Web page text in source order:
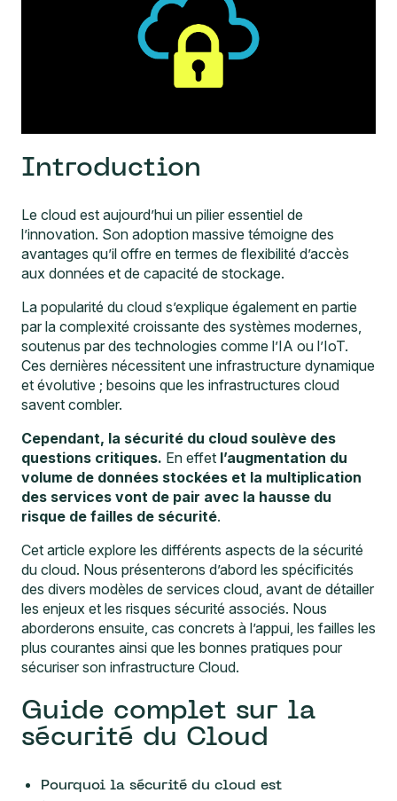
Introduction
Le cloud est aujourd’hui un pilier essentiel de
l’innovation. Son adoption massive témoigne des
avantages qu’il offre en termes de flexibilité d’accès
aux données et de capacité de stockage.
La popularité du cloud s’explique également en partie
par la complexité croissante des systèmes modernes,
soutenus par des technologies comme l’IA ou l’IoT.
Ces dernières nécessitent une infrastructure dynamique
et évolutive ; besoins que les infrastructures cloud
savent combler.
Cependant, la sécurité du cloud soulève des
questions critiques. En effet l’augmentation du
volume de données stockées et la multiplication
des services vont de pair avec la hausse du
risque de failles de sécurité.
Cet article explore les différents aspects de la sécurité
du cloud. Nous présenterons d’abord les spécificités
des divers modèles de services cloud, avant de détailler
les enjeux et les risques sécurité associés. Nous
aborderons ensuite, cas concrets à l’appui, les failles les
plus courantes ainsi que les bonnes pratiques pour
sécuriser son infrastructure Cloud.
Guide complet sur la
sécurité du Cloud
Pourquoi la sécurité du cloud est